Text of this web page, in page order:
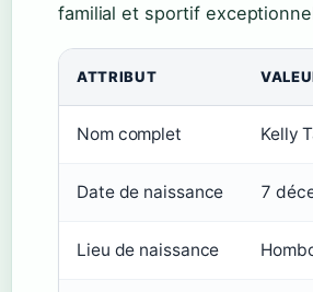
familial et sportif
ATTRIBUT
Nom complet Kelly
Date de naissance 7
Lieu de naissance